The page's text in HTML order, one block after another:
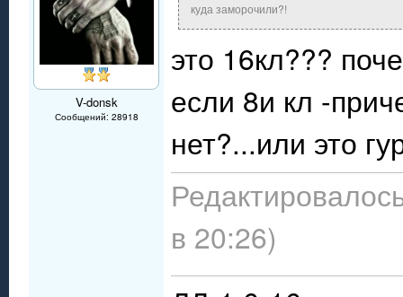
V-donsk
Сообщений: 28918
куда заморочили?!
это 16кл???
если 8и кл -
нет?...или это
в 20:26)